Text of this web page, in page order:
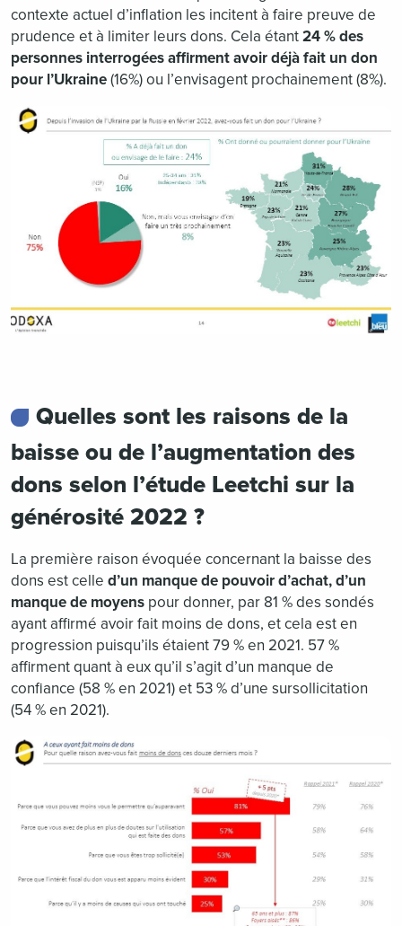
contexte actuel d’inflation les incitent à faire preuve de
prudence et à limiter leurs dons. Cela étant24 % des
personnes interrogées affirment avoir déjà fait un don
pour l’Ukraine(16%) ou l’envisagent prochainement (8%).
Quelles sont les raisons de la
baisse ou de l’augmentation des
dons selon l’étude Leetchi sur la
générosité 2022 ?
La première raison évoquée concernant la baisse des
dons est celle d’un manque de pouvoir d’achat, d’un
manque de moyens pour donner, par 81 % des sondés
ayant affirmé avoir fait moins de dons, et cela est en
progression puisqu’ils étaient 79 % en 2021. 57 %
affirment quant à eux qu’il s’agit d’un manque de
confiance (58 % en 2021) et 53 % d’une sursollicitation
(54 % en 2021).